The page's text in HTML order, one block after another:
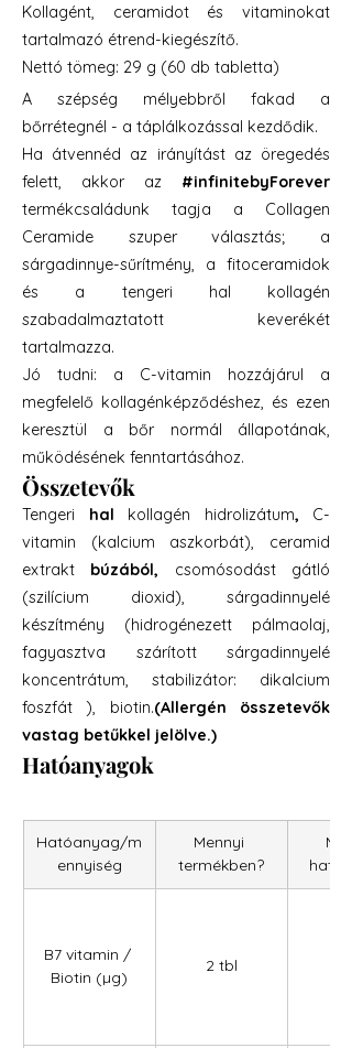
Kollagént, ceramidot és vitaminokat
tartalmazó étrend-kiegészítő.
Nettó tömeg: 29 g (60 db tabletta)
A szépség mélyebbről fakad a
bőrrétegnél - a táplálkozással kezdődik.
Ha átvennéd az irányítást az öregedés
felett, akkor az #infinitebyForever
termékcsaládunk tagja a Collagen
Ceramide szuper választás; a
sárgadinnye-sűrítmény, a fitoceramidok
és a tengeri hal kollagén
szabadalmaztatott keverékét
tartalmazza.
Jó tudni: a C-vitamin hozzájárul a
megfelelő kollagénképződéshez, és ezen
keresztül a bőr normál állapotának,
működésének fenntartásához.
Összetevők
Tengeri hal kollagén hidrolizátum, C-
vitamin (kalcium aszkorbát), ceramid
extrakt búzából,
csomósodást gátló
(szilícium dioxid), sárgadinnyelé
készítmény (hidrogénezett pálmaolaj,
fagyasztva szárított sárgadinnyelé
koncentrátum, stabilizátor: dikalcium
foszfát ), biotin.(Allergén összetevők
vastag betűkkel jelölve.)
Hatóanyagok
Hatóanyag/m
ennyiség
Mennyi
termékben?
B7 vitamin /
Biotin (µg)
2 tbl